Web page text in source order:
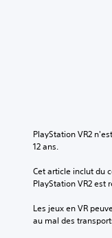
PlayStation VR2
12 ans.
Cet article inclut du
PlayStation VR2
Les jeux en VR
au mal des